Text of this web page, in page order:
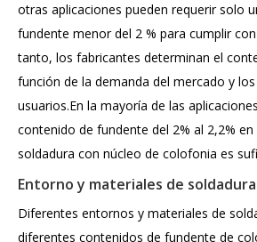
otras aplicaciones pueden requerir solo
fundente menor del 2 % para cumplir
tanto, los fabricantes determinan el
función de la demanda del mercado y
usuarios.En la mayoría de las
contenido de fundente del 2% al 2,2%
soldadura con núcleo de colofonia es
Entorno y materiales de
Diferentes entornos y materiales de
diferentes contenidos de fundente de